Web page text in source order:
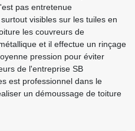
pas entretenue
visibles sur les tuiles en
les couvreurs de
et il effectue un rinçage
pression pour éviter
de l'entreprise SB
est professionnel dans le
un démoussage de toiture